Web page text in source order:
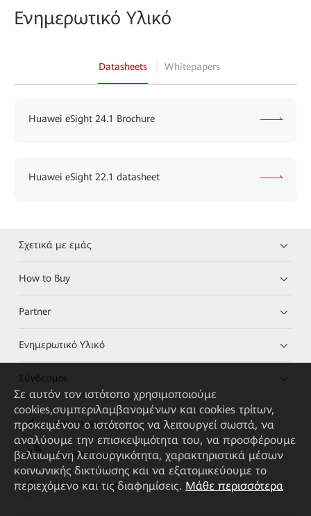
Ενημερωτικό Υλικό
Datasheets Whitepapers
Huawei eSight 24.1 Brochure
Huawei eSight 22.1 datasheet
Σχετικά με εμάς
How to Buy
Partner
Ενημερωτικό Υλικό
Σύνδεσμοι
HUAWEI eKit App
Huawei HiKnow App
HUAWEI eFly App
Σε αυτόν τον ιστότοπο χρησιμοποιούμε
cookies,συμπεριλαμβανομένων και cookies τρίτων,
προκειμένου ο ιστότοπος να λειτουργεί σωστά, να
αναλύουμε την επισκεψιμότητα του, να προσφέρουμε
βελτιωμένη λειτουργικότητα, χαρακτηριστικά μέσων
κοινωνικής δικτύωσης και να εξατομικεύουμε το
περιεχόμενο και τις διαφημίσεις. Μάθε περισσότερα